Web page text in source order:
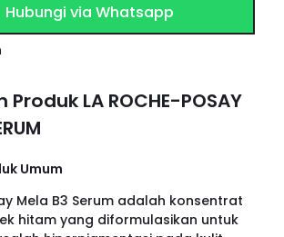
Hubungi via Whatsapp
LA ROCHE-POSAY
Umum
Mela B3 Serum adalah konsentrat
hitam yang diformulasikan untuk